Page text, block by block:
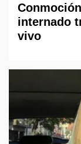
internado
vivo